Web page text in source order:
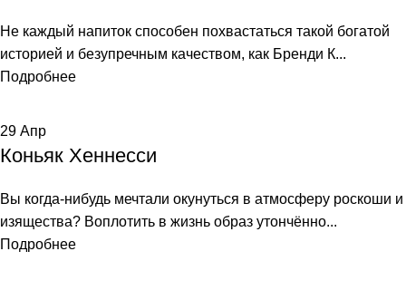
Не каждый напиток способен похвастаться такой богатой
историей и безупречным качеством, как Бренди К...
Подробнее
29 Апр
Коньяк Хеннесси
Вы когда-нибудь мечтали окунуться в атмосферу роскоши и
изящества? Воплотить в жизнь образ утончённо...
Подробнее